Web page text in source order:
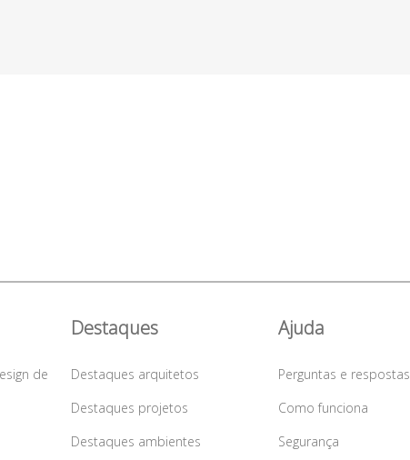
de
Destaques
Destaques arquitetos
Destaques projetos
Destaques ambientes
Ajuda
Perguntas e respostas
Como funciona
Segurança